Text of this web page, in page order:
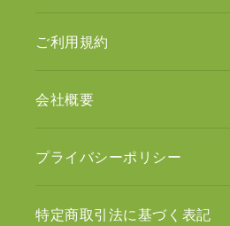
ご利用規約
会社概要
プライバシーポリシー
特定商取引法に基づく表記